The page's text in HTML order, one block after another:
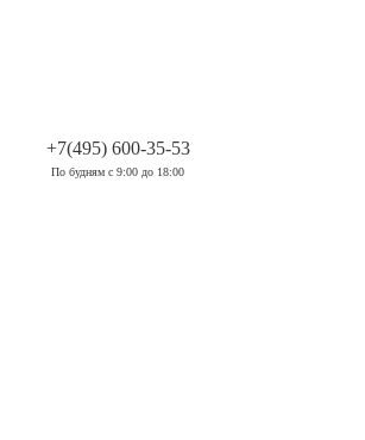
+7(495) 600-35-53
По будням с 9:00 до 18:00